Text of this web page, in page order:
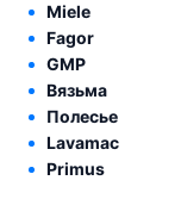
Miele
Fagor
GMP
Вязьма
Полесье
Lavamac
Primus